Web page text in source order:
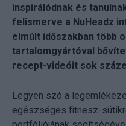
inspirálódnak és
felismerve a NuHeadz
elmúlt időszakban több
tartalomgyártóval
recept-videóit sok
Legyen szó a
egészséges fitnesz-